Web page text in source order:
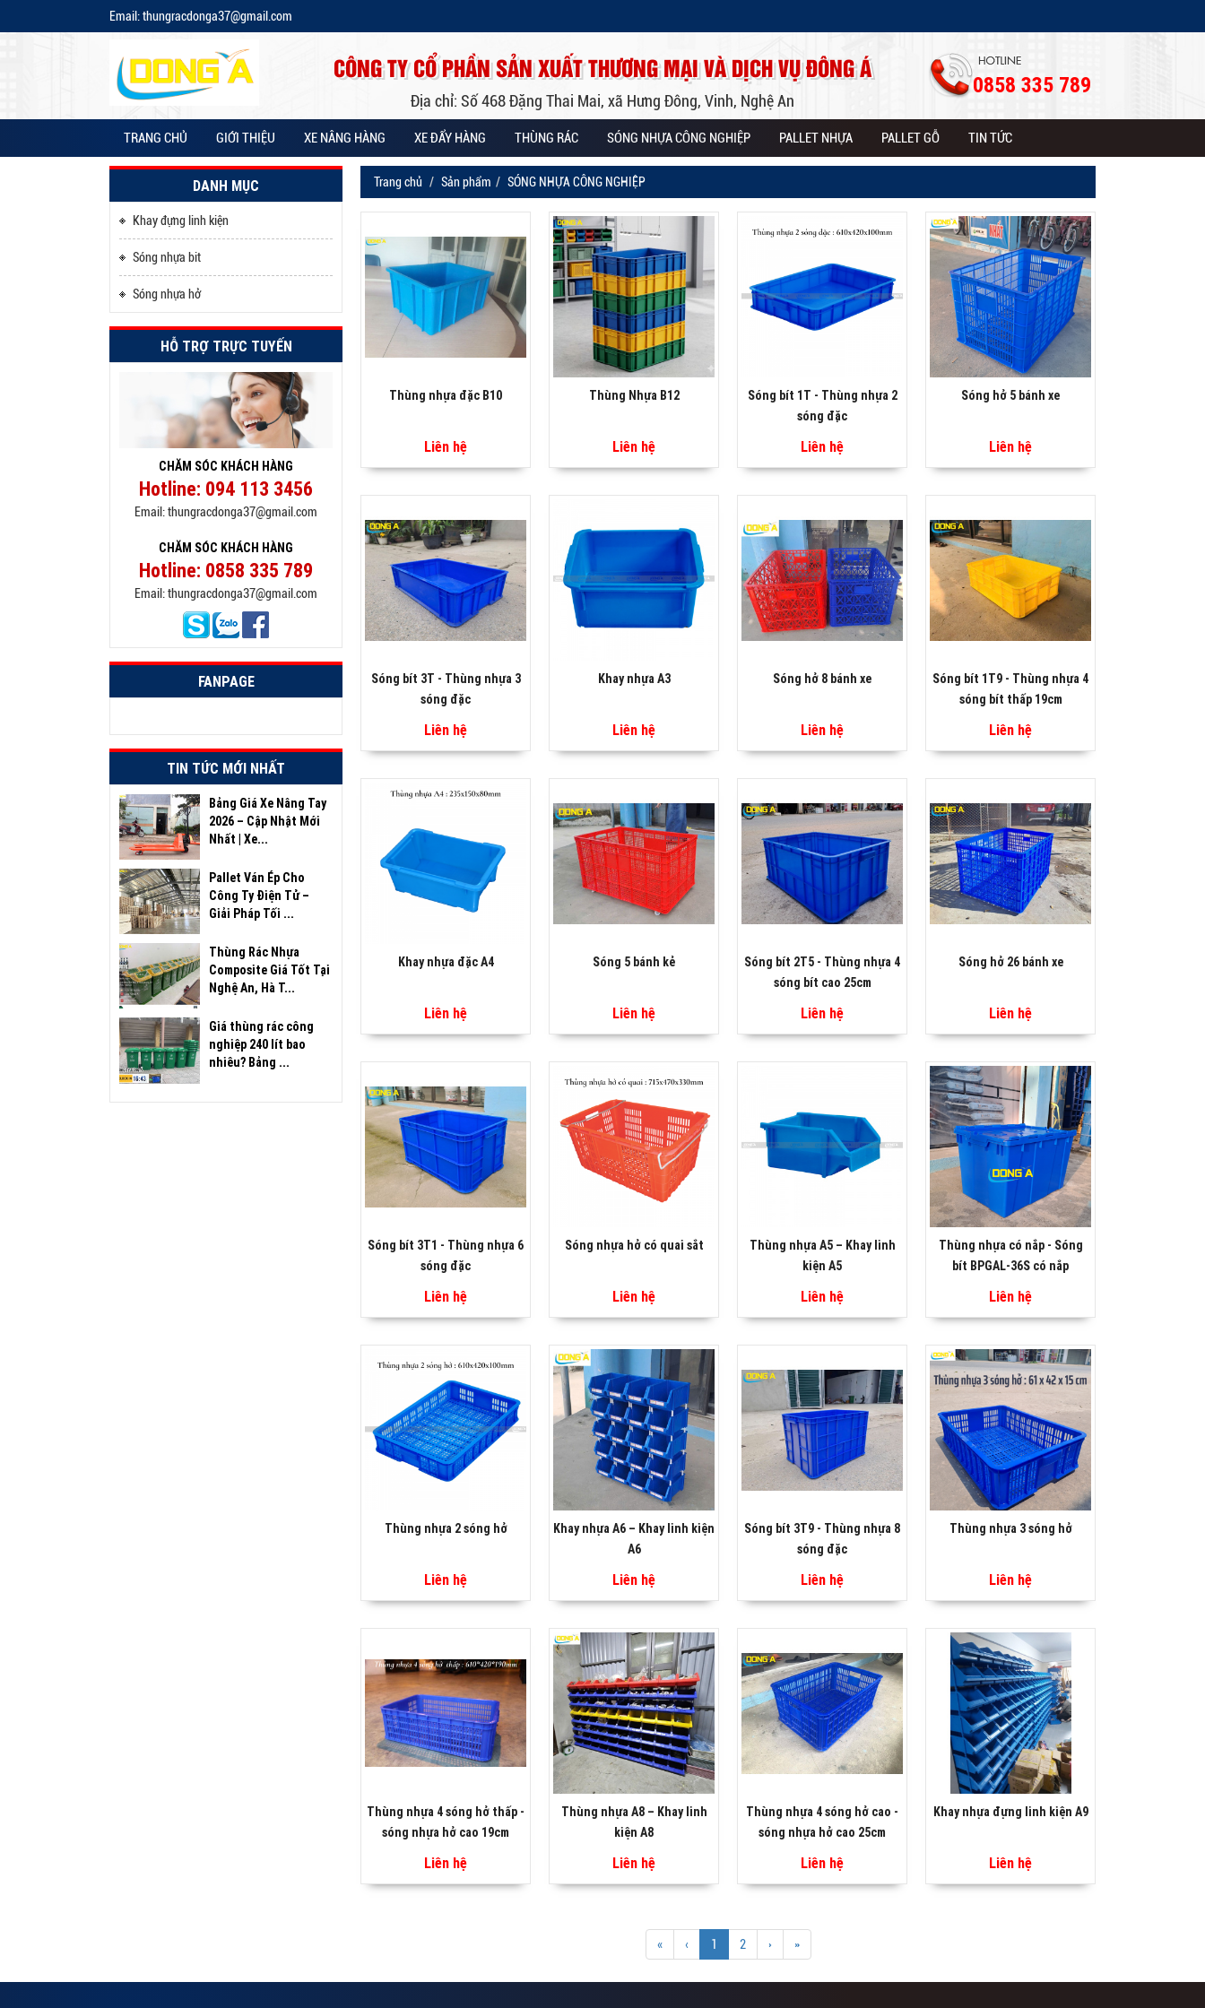
Email: thungracdonga37@gmail.com
CÔNG TY CỔ PHẦN SẢN XUẤT THƯƠNG MẠI VÀ DỊCH VỤ ĐÔNG Á
Địa chỉ: Số 468 Đặng Thai Mai, xã Hưng Đông, Vinh, Nghệ An
0858 335 789
TRANG CHỦ GIỚI THIỆU XE NÂNG HÀNG XE ĐẨY HÀNG THÙNG RÁC SÓNG NHỰA CÔNG NGHIỆP PALLET NHỰA PALLET GỖ TIN TỨC
DANH MỤC
Khay đựng linh kiện
Sóng nhựa bit
Sóng nhựa hở
HỖ TRỢ TRỰC TUYẾN
CHĂM SÓC KHÁCH HÀNG
Hotline: 094 113 3456
Email:thungracdonga37@gmail.com
CHĂM SÓC KHÁCH HÀNG
Hotline: 0858 335 789
Email:thungracdonga37@gmail.com
FANPAGE
TIN TỨC MỚI NHẤT
Bảng Giá Xe Nâng Tay
2026 – Cập Nhật Mới
Nhất | Xe...
Pallet Ván Ép Cho
Công Ty Điện Tử –
Giải Pháp Tối ...
Thùng Rác Nhựa
Composite Giá Tốt Tại
Nghệ An, Hà T...
Giá thùng rác công
nghiệp 240 lít bao
nhiêu? Bảng ...
Trang chủ Sản phẩm SÓNG NHỰA CÔNG NGHIỆP
Thùng nhựa đặc B10
Liên hệ
Thùng Nhựa B12
Liên hệ
Sóng bít 1T - Thùng nhựa 2
sóng đặc
Liên hệ
Sóng hở 5 bánh xe
Liên hệ
Sóng bít 3T - Thùng nhựa 3
sóng đặc
Liên hệ
Khay nhựa A3
Liên hệ
Sóng hở 8 bánh xe
Liên hệ
Sóng bít 1T9 - Thùng nhựa 4
sóng bít thấp 19cm
Liên hệ
Khay nhựa đặc A4
Liên hệ
Sóng 5 bánh kẻ
Liên hệ
Sóng bít 2T5 - Thùng nhựa 4
sóng bít cao 25cm
Liên hệ
Sóng hở 26 bánh xe
Liên hệ
Sóng bít 3T1 - Thùng nhựa 6
sóng đặc
Liên hệ
Sóng nhựa hở có quai sắt
Liên hệ
Thùng nhựa A5 – Khay linh
kiện A5
Liên hệ
Thùng nhựa có nắp - Sóng
bít BPGAL-36S có nắp
Liên hệ
Thùng nhựa 2 sóng hở
Liên hệ
Khay nhựa A6 – Khay linh kiện
A6
Liên hệ
Sóng bít 3T9 - Thùng nhựa 8
sóng đặc
Liên hệ
Thùng nhựa 3 sóng hở
Liên hệ
Thùng nhựa 4 sóng hở thấp -
sóng nhựa hở cao 19cm
Liên hệ
Thùng nhựa A8 – Khay linh
kiện A8
Liên hệ
Thùng nhựa 4 sóng hở cao -
sóng nhựa hở cao 25cm
Liên hệ
Khay nhựa đựng linh kiện A9
Liên hệ
« ‹ 1 2 › »